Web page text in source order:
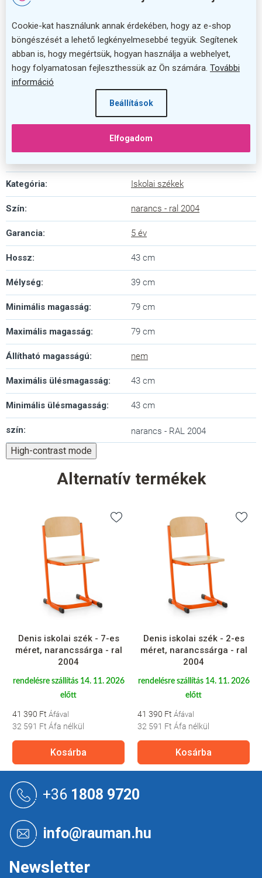
Cookie-kat használunk annak érdekében, hogy az e-shop
böngészését a lehető legkényelmesebbé tegyük. Segítenek
abban is, hogy megértsük, hogyan használja a webhelyet,
hogy folyamatosan fejleszthessük az Ön számára. További
információ
Beállítások
Elfogadom
Minőségi iskola bútor egy elérhető áron
Válassza a Denis iskolai széket, ha minőségi,
strapabíró és egyszerű megoldást keres az iskolai
tantermi bútorozáshoz! Kényelmes, megbízható és
hosszú távon használható szék, amely támogatja a
Kiegészítő paraméterek
Kategória: Iskolai székek
Szín: narancs - ral 2004
Garancia: 5 év
Hossz: 43 cm
Mélység: 39 cm
Minimális magasság: 79 cm
Maximális magasság: 79 cm
Állítható magasságú: nem
Maximális ülésmagasság: 43 cm
Minimális ülésmagasság: 43 cm
szín: narancs - RAL 2004
High-contrast mode
Alternatív termékek
Denis iskolai szék - 7-es
méret, narancssárga - ral
2004
rendelésre szállítás 14. 11. 2026
előtt
41 390 Ft
32 591 Ft Áfa nélkül
Kosárba
Denis iskolai szék - 2-es
méret, narancssárga - ral
2004
rendelésre szállítás 14. 11. 2026
előtt
41 390 Ft
32 591 Ft Áfa nélkül
Kosárba
+36 1808 9720
info@rauman.hu
Newsletter